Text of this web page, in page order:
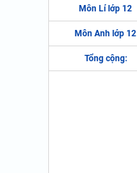
Môn Lí lớp 12
Môn Anh lớp 12
Tổng cộng: